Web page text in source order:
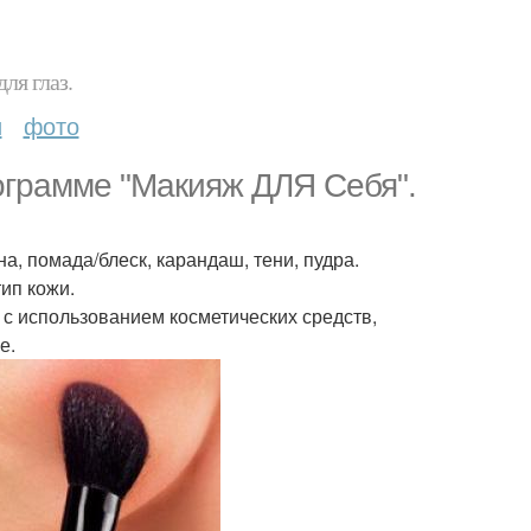
глаз.
фото
"Макияж ДЛЯ Себя".
помада/блеск, карандаш, тени, пудра.
кожи.
косметических средств,